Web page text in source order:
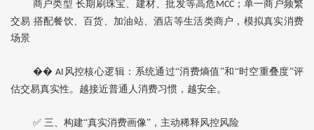
商户类型 长期刷珠宝、建材、批发等高危MCC；单一商户频繁
交易 搭配餐饮、百货、加油站、酒店等生活类商户，模拟真实消费
场景
�� AI 风控核心逻辑‌：系统通过“‌消费熵值‌”和“‌时空重叠度‌”评
估交易真实性。越接近普通人消费习惯，越安全。
✅ 三、构建“真实消费画像”，主动稀释风控风险